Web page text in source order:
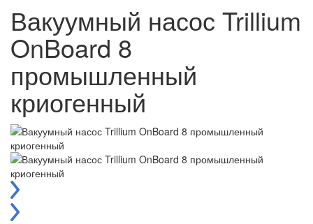
Вакуумный насос Trillium
OnBoard 8
промышленный
криогенный